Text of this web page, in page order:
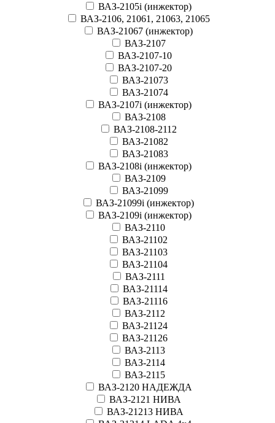
ВАЗ-2105i (инжектор)
ВАЗ-2106, 21061, 21063, 21065
ВАЗ-21067 (инжектор)
ВАЗ-2107
ВАЗ-2107-10
ВАЗ-2107-20
ВАЗ-21073
ВАЗ-21074
ВАЗ-2107i (инжектор)
ВАЗ-2108
ВАЗ-2108-2112
ВАЗ-21082
ВАЗ-21083
ВАЗ-2108i (инжектор)
ВАЗ-2109
ВАЗ-21099
ВАЗ-21099i (инжектор)
ВАЗ-2109i (инжектор)
ВАЗ-2110
ВАЗ-21102
ВАЗ-21103
ВАЗ-21104
ВАЗ-2111
ВАЗ-21114
ВАЗ-21116
ВАЗ-2112
ВАЗ-21124
ВАЗ-21126
ВАЗ-2113
ВАЗ-2114
ВАЗ-2115
ВАЗ-2120 НАДЕЖДА
ВАЗ-2121 НИВА
ВАЗ-21213 НИВА